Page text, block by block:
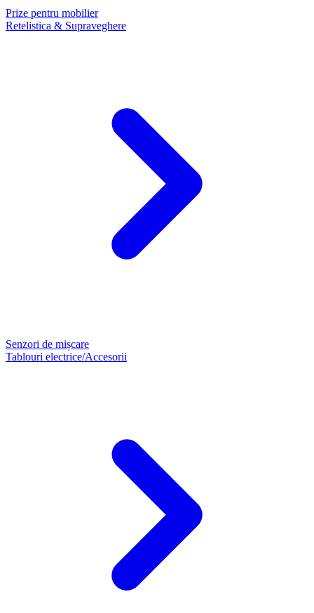
Prize pentru mobilier
Retelistica & Supraveghere
Senzori de mișcare
Tablouri electrice/Accesorii